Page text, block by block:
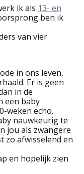
ik als 13- en
ben ik
van vier
in ons leven,
Er is geen
in de
een baby
weken echo.
nauwkeurig te
jou als zwangere
zo afwisselend en
en hopelijk zien